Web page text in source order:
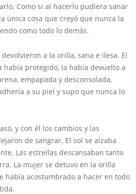
Como si al hacerlo pudiera sanar
única cosa que creyó que nunca la
como todo lo demás.
a la orilla, sana e ilesa. El
había protegido, la había devuelto a
empapada y desconsolada,
a su piel y supo que nunca lo
y con él los cambios y las
de sangrar. El sol se alzaba
Las estrellas descansaban tanto
La mujer se detuvo en la orilla
había acostumbrado a hacer en todo